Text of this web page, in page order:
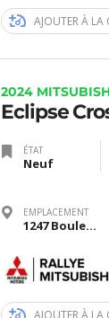
AJOUTER À LA
2024
Eclipse
ÉTAT
Neuf
EMPLACEMENT
1247 Boulevard Saint-Joseph, Gatineau, Québec J8Z 3J6
AJOUTER À LA